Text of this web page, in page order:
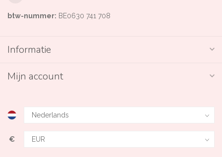
btw-nummer: BE0630 741 708
Informatie
Mijn account
€